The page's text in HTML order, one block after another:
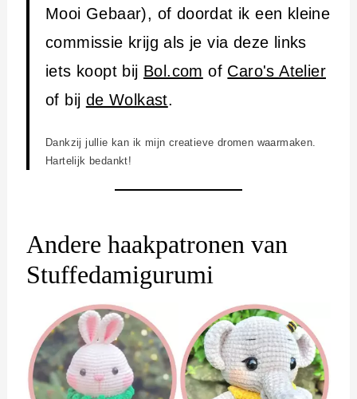
Mooi Gebaar), of doordat ik een kleine
commissie krijg als je via deze links
iets koopt bij Bol.com of Caro's Atelier
of bij de Wolkast.
Dankzij jullie kan ik mijn creatieve dromen waarmaken.
Hartelijk bedankt!
Andere haakpatronen van
Stuffedamigurumi